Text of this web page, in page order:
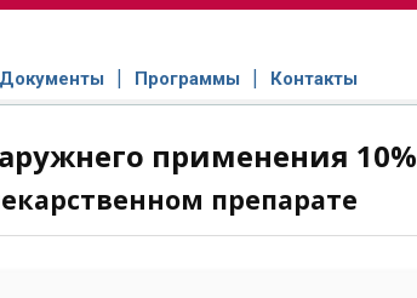
Документы Программы Контакты
применения 10%
препарате